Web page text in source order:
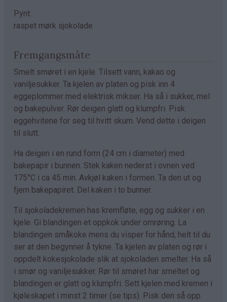
Pynt:
raspet mørk sjokolade
Fremgangsmåte
Smelt smøret i en kjele. Tilsett vann, kakao og
vaniljesukker. Ta kjelen av platen og pisk inn 4
eggeplommer med elektrisk mikser. Ha så i sukker, mel
og bakepulver. Rør deigen glatt og klumpfri. Pisk
eggehvitene for seg til hvitt skum. Vend dette i deigen
til slutt.
Ha deigen i en rund form (24 cm i diameter) med
bakepapir i bunnen. Stek kaken nederst i ovnen ved
175°C i ca 45 min. Avkjøl kaken i formen. Ta den ut og
fjern bakepapiret. Del kaken i to bunner.
Til sjokoladekremen has kremfløte, egg og sukker i en
kjele. Gi blandingen et oppkok under omrøring. La
blandingen småkoke mens du visper for hånd, helt til du
ser at den begynner å tykne. Ta kjelen av platen og rør i
oppdelt kokesjokolade slik at sjokoladen smelter. Ha så
i smør og vaniljesukker. Rør til smøret har smeltet og
blandingen er glatt og klumpfri. Sett kjelen med kremen i
kjøleskapet i minst 2 timer (se tips). Pisk den så opp